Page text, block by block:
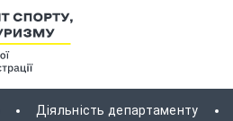
Діяльність департаменту